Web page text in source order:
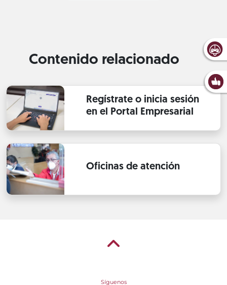
Contenido relacionado
Regístrate o inicia sesión
en el Portal Empresarial
Oficinas de atención
Síguenos